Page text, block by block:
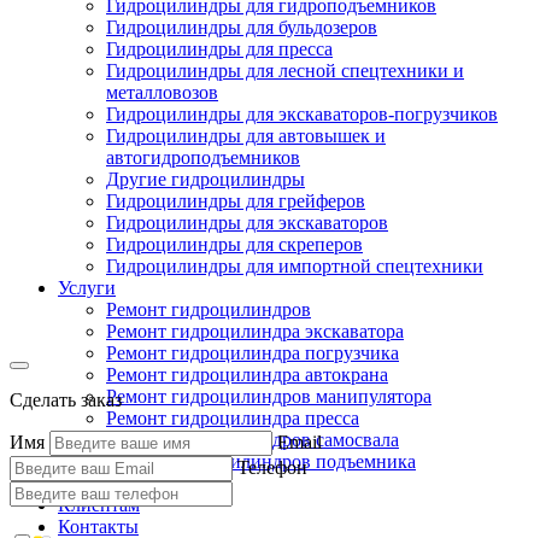
Гидроцилиндры для гидроподъемников
Гидроцилиндры для бульдозеров
Гидроцилиндры для пресса
Гидроцилиндры для лесной спецтехники и
металловозов
Гидроцилиндры для экскаваторов-погрузчиков
Гидроцилиндры для автовышек и
автогидроподъемников
Другие гидроцилиндры
Гидроцилиндры для грейферов
Гидроцилиндры для экскаваторов
Гидроцилиндры для скреперов
Гидроцилиндры для импортной спецтехники
Услуги
Ремонт гидроцилиндров
Ремонт гидроцилиндра экскаватора
Ремонт гидроцилиндра погрузчика
Ремонт гидроцилиндра автокрана
Ремонт гидроцилиндров манипулятора
Ремонт гидроцилиндра пресса
Ремонт гидроцилиндров самосвала
Ремонт гидроцилиндров подъемника
Производство
Клиентам
Контакты
Сделать заказ
Имя
Email
Телефон